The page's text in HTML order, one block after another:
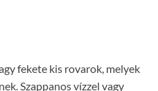
fekete kis rovarok, melyek
Szappanos vízzel vagy